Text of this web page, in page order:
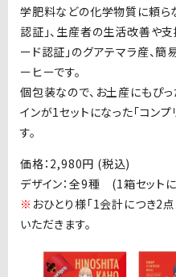
学肥料などの化学物質に頼ら
認証」、生産者の生活改善や
ード認証」のグアテマラ産、簡
ーヒーです。
個包装なので、お土産にもぴ
インが1セットになった「コン
す。
価格： 2,980円 (税込)
デザイン：全9種 (1箱セット
※ おひとり様「1会計につき2
いただきます。